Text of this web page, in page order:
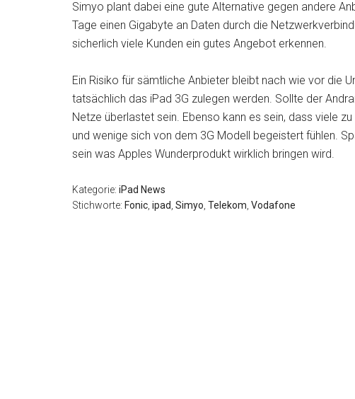
Simyo plant dabei eine gute Alternative gegen andere
Tage einen Gigabyte an Daten durch die
sicherlich viele Kunden ein gutes Angebot erkennen.
Ein Risiko für sämtliche Anbieter bleibt nach wie vor die
tatsächlich das iPad 3G zulegen werden. Sollte der
Netze überlastet sein. Ebenso kann es sein, dass viele
und wenige sich von dem 3G Modell begeistert fühlen.
sein was Apples Wunderprodukt wirklich bringen wird.
Kategorie: iPad News
Stichworte: Fonic ipad Simyo Telekom Vodafone